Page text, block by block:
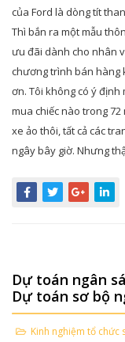
của Ford là dòng tít
Thì bắn ra một mẫu
ưu đãi dành cho nhân
chương trình bán hàng
ơn. Tôi không có ý định
mua chiếc nào trong
xe ảo thôi, tất cả các
ngây bây giờ. Nhưng
Dự toán ngân
Dự toán sơ bộ
Kinh nghiệm tổ chức